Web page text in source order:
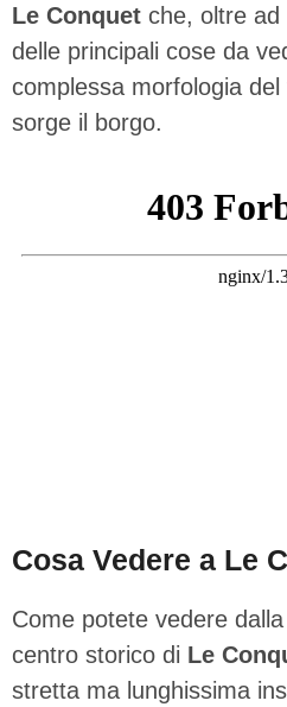
Le Conquet che, oltre ad
delle principali cose da
complessa morfologia
sorge il borgo.
Cosa Vedere a Le
Come potete vedere
centro storico di Le
stretta ma lunghissima